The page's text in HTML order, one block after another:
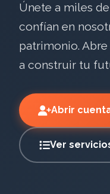
Únete a miles
confían en
patrimonio.
a construir tu
Abrir
Ver